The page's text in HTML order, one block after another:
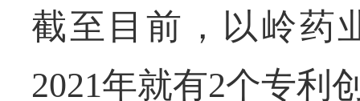
截至目前，以岭药
2021年就有2个专利